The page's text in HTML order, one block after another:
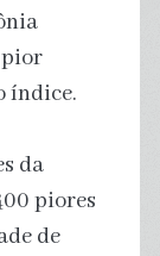
índice.
da
piores
de